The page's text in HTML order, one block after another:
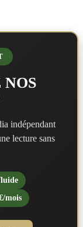
NOS
indépendant
lecture sans
mois